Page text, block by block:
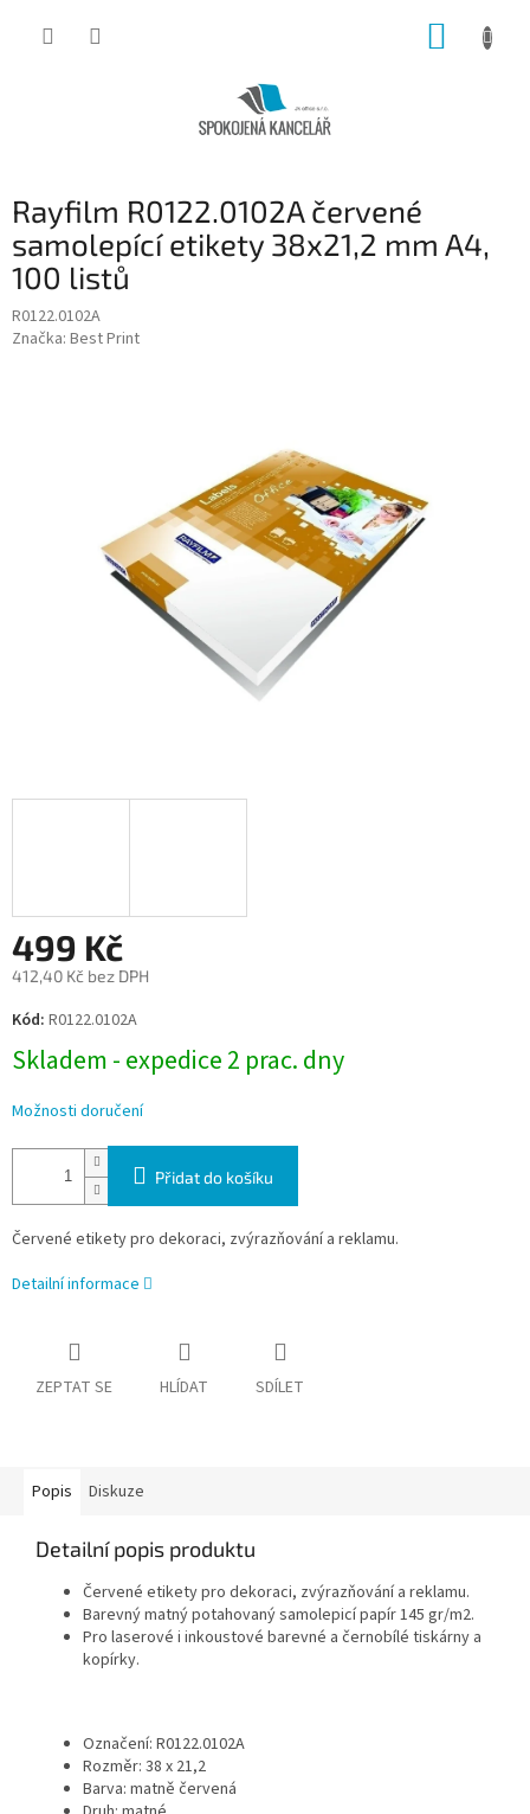
Rayfilm R0122.0102A červené
samolepící etikety 38x21,2 mm A4,
100 listů
R0122.0102A
Značka: Best Print
499 Kč
412,40 Kč bez DPH
Měrná
cena:
Kód: R0122.0102A
Skladem - expedice 2 prac. dny
Možnosti doručení
Přidat do košíku
Červené etikety pro dekoraci, zvýrazňování a reklamu.
Detailní informace
ZEPTAT SE HLÍDAT SDÍLET
Popis Diskuze
Detailní popis produktu
Červené etikety pro dekoraci, zvýrazňování a reklamu.
Barevný matný potahovaný samolepicí papír 145 gr/m2.
Pro laserové i inkoustové barevné a černobílé tiskárny a
kopírky.
Označení: R0122.0102A
Rozměr: 38 x 21,2
Barva: matně červená